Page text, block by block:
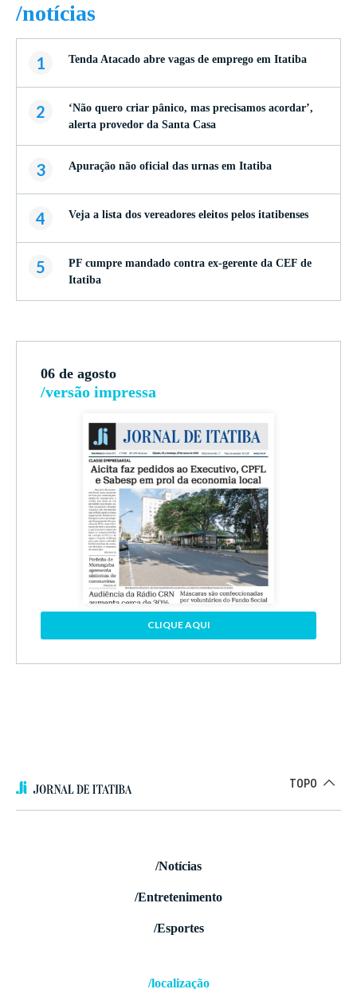
/notícias
1 Tenda Atacado abre vagas de emprego em Itatiba
2
‘Não quero criar pânico, mas precisamos acordar’,
alerta provedor da Santa Casa
3 Apuração não oficial das urnas em Itatiba
4 Veja a lista dos vereadores eleitos pelos itatibenses
5
PF cumpre mandado contra ex-gerente da CEF de
Itatiba
06 de agosto
/versão impressa
CLIQUE AQUI
TOPO
/Notícias
/Entretenimento
/Esportes
/localização